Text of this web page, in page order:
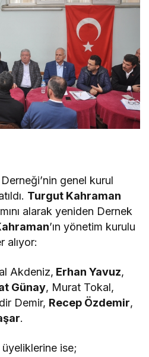
genel kurul
Turgut Kahraman
alarak yeniden Dernek
’ın yönetim kurulu
alıyor:
Akdeniz, Erhan Yavuz,
Günay, Murat Tokal,
Demir, Recep Özdemir,
.
ise;